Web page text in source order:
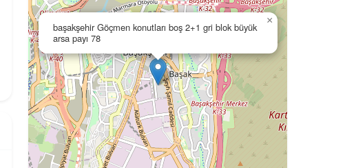
başakşehir Göçmen konutları boş 2+1 gri blok büyük
arsa payı 78
×